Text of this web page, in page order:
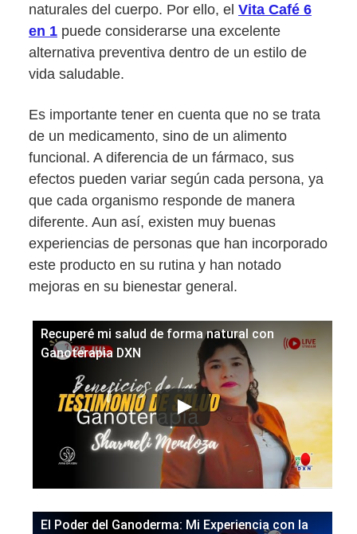
naturales del cuerpo. Por ello, el Vita Café 6
en 1 puede considerarse una excelente
alternativa preventiva dentro de un estilo de
vida saludable.
Es importante tener en cuenta que no se trata
de un medicamento, sino de un alimento
funcional. A diferencia de un fármaco, sus
efectos pueden variar según cada persona, ya
que cada organismo responde de manera
diferente. Aun así, existen muy buenas
experiencias de personas que han incorporado
este producto en su rutina y han notado
mejoras en su bienestar general.
Recuperé mi salud de forma natural con
Ganoterapia DXN
El Poder del Ganoderma: Mi Experiencia con la